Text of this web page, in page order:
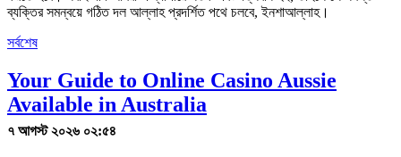
ব্যক্তির সমন্বয়ে গঠিত দল আল্লাহ প্রদর্শিত পথে চলবে, ইনশাআল্লাহ।
সর্বশেষ
Your Guide to Online Casino Aussie
Available in Australia
৭ আগস্ট ২০২৬ ০২:৫৪